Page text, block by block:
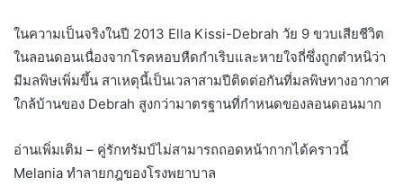
ในความเป็นจริงในปี 2013 Ella Kissi-Debrah วัย 9 ขวบเสียชีวิต
ในลอนดอนเนื่องจากโรคหอบหืดกำเริบและหายใจถี่ซึ่งถูกตำหนิว่า
มีมลพิษเพิ่มขึ้น สาเหตุนี้เป็นเวลาสามปีติดต่อกันที่มลพิษทางอากาศ
ใกล้บ้านของ Debrah สูงกว่ามาตรฐานที่กำหนดของลอนดอนมาก
อ่านเพิ่มเติม – คู่รักทรัมป์ไม่สามารถถอดหน้ากากได้คราวนี้
Melania ทำลายกฎของโรงพยาบาล